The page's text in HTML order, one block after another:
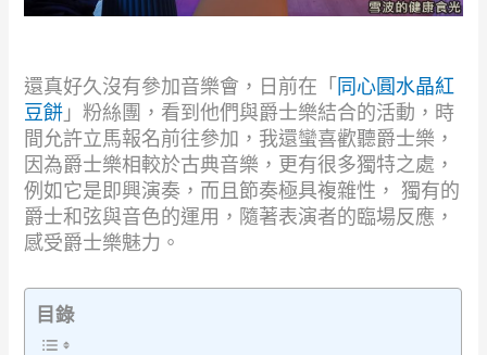
還真好久沒有參加音樂會，日前在「 同心圓水晶紅
豆餅 」粉絲團，看到他們與爵士樂結合的活動，時
間允許立馬報名前往參加，我還蠻喜歡聽爵士樂，
因為爵士樂相較於古典音樂，更有很多獨特之處，
例如它是即興演奏，而且節奏極具複雜性， 獨有的
爵士和弦與音色的運用，隨著表演者的臨場反應，
感受爵士樂魅力。
目錄